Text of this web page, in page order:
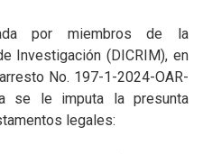
por miembros de la
Investigación (DICRIM), en
No. 197-1-2024-OAR-
se le imputa la presunta
legales: